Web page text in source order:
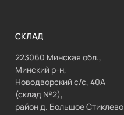
СКЛАД
223060 Минская обл.,
Минский р-н,
Новодворский с/с, 40А
(склад №2),
район д. Большое Стиклево